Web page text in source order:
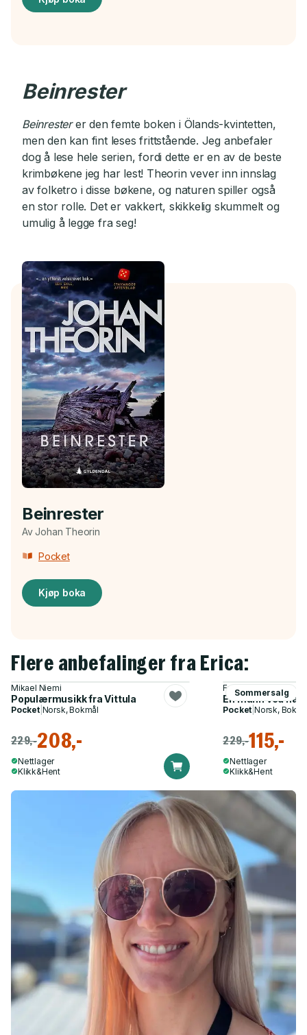
Beinrester
Beinresterer den femte boken i Ölands-kvintetten,
men den kan fint leses frittstående. Jeg anbefaler
dog å lese hele serien, fordi dette er en av de beste
krimbøkene jeg har lest! Theorin vever inn innslag
av folketro i disse bøkene, og naturen spiller også
en stor rolle. Det er vakkert, skikkelig skummelt og
umulig å legge fra seg!
Beinrester
Av Johan Theorin
Pocket
Kjøp boka
Flere anbefalinger fra Erica:
Mikael Niemi
Populærmusikk fra Vittula
Pocket| Norsk, Bokmål
229,-208,-
Nettlager
Klikk&Hent
Sommersalg
Fredrik Backman
En mann ved
Pocket Norsk,
229,-115,-
Nettlager
Klikk&Hent